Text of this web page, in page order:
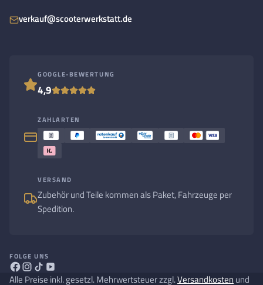
verkauf@scooterwerkstatt.de
GOOGLE-BEWERTUNG
4,9
ZAHLARTEN
VERSAND
Zubehör und Teile kommen als Paket, Fahrzeuge per
Spedition.
FOLGE UNS
Alle Preise inkl. gesetzl. Mehrwertsteuer zzgl.Versandkosten und